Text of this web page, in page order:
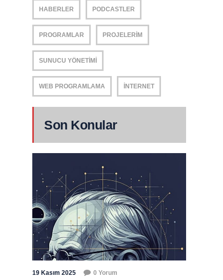
HABERLER PODCASTLER
PROGRAMLAR PROJELERIM
SUNUCU YÖNETIMI
WEB PROGRAMLAMA İNTERNET
Son Konular
19 Kasım 2025 0 Yorum